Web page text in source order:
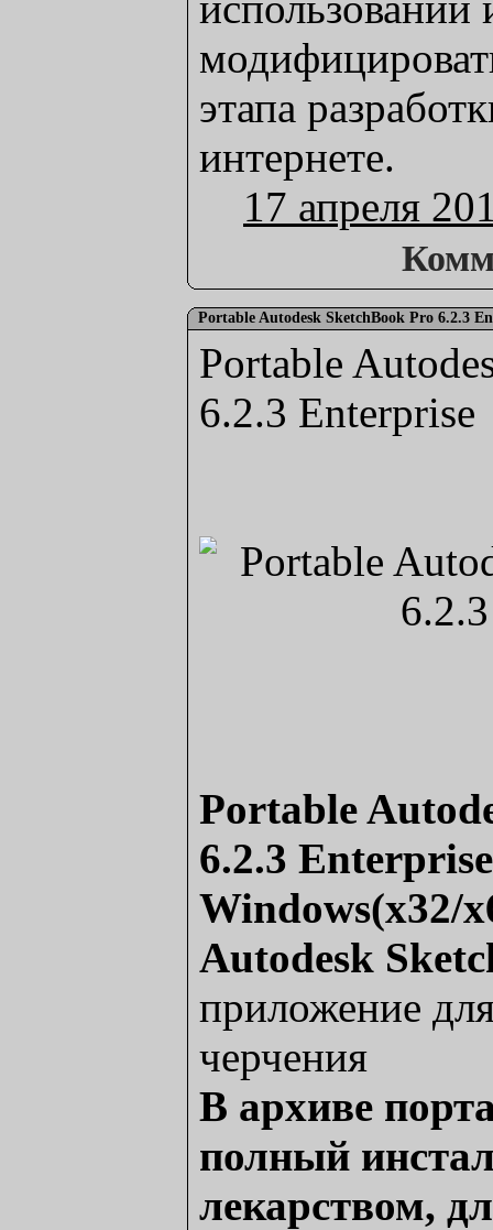
этапа
интернете.
17 апреля
Portable Autodesk SketchBook Pro 6.2.3
Portable
6.2.3 Enterprise
Portable
6.2.3
Windows(x32/
Autodesk
приложение
черчения
В архиве
полный
лекарством,